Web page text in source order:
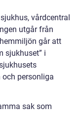
vårdcentral
utgår från
går att
sjukhuset” i
personliga
sak som